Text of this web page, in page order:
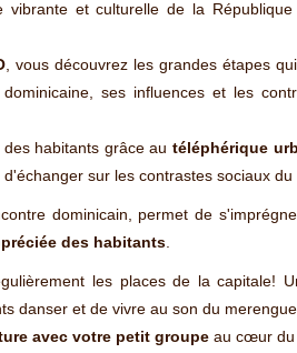
et culturelle de la
, vous découvrez les grandes étapes
ses influences et les
habitants grâce au téléphérique
sur les contrastes sociaux du
dominicain, permet de
des habitants.
les places de la capitale!
danser et de vivre au son du
avec votre petit groupeau cœur du